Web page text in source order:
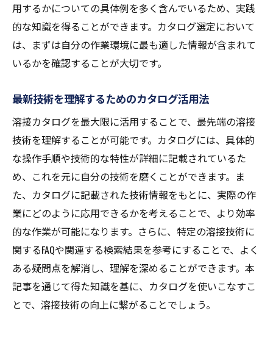
用するかについての具体例を多く含んでいるため、実践
的な知識を得ることができます。カタログ選定において
は、まずは自分の作業環境に最も適した情報が含まれて
いるかを確認することが大切です。
最新技術を理解するためのカタログ活用法
溶接カタログを最大限に活用することで、最先端の溶接
技術を理解することが可能です。カタログには、具体的
な操作手順や技術的な特性が詳細に記載されているた
め、これを元に自分の技術を磨くことができます。ま
た、カタログに記載された技術情報をもとに、実際の作
業にどのように応用できるかを考えることで、より効率
的な作業が可能になります。さらに、特定の溶接技術に
関するFAQや関連する検索結果を参考にすることで、よく
ある疑問点を解消し、理解を深めることができます。本
記事を通じて得た知識を基に、カタログを使いこなすこ
とで、溶接技術の向上に繋がることでしょう。